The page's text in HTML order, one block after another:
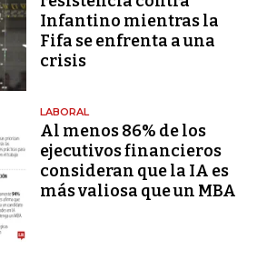
Infantino mientras la
Fifa se enfrenta a una
crisis
LABORAL
Al menos 86% de los
ejecutivos financieros
consideran que la IA es
más valiosa que un MBA